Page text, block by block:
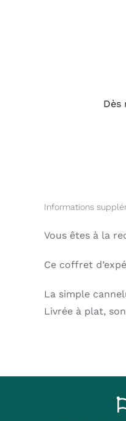
Dès
Informations
Vous êtes à la
Ce coffret
La simple
Livrée à plat,